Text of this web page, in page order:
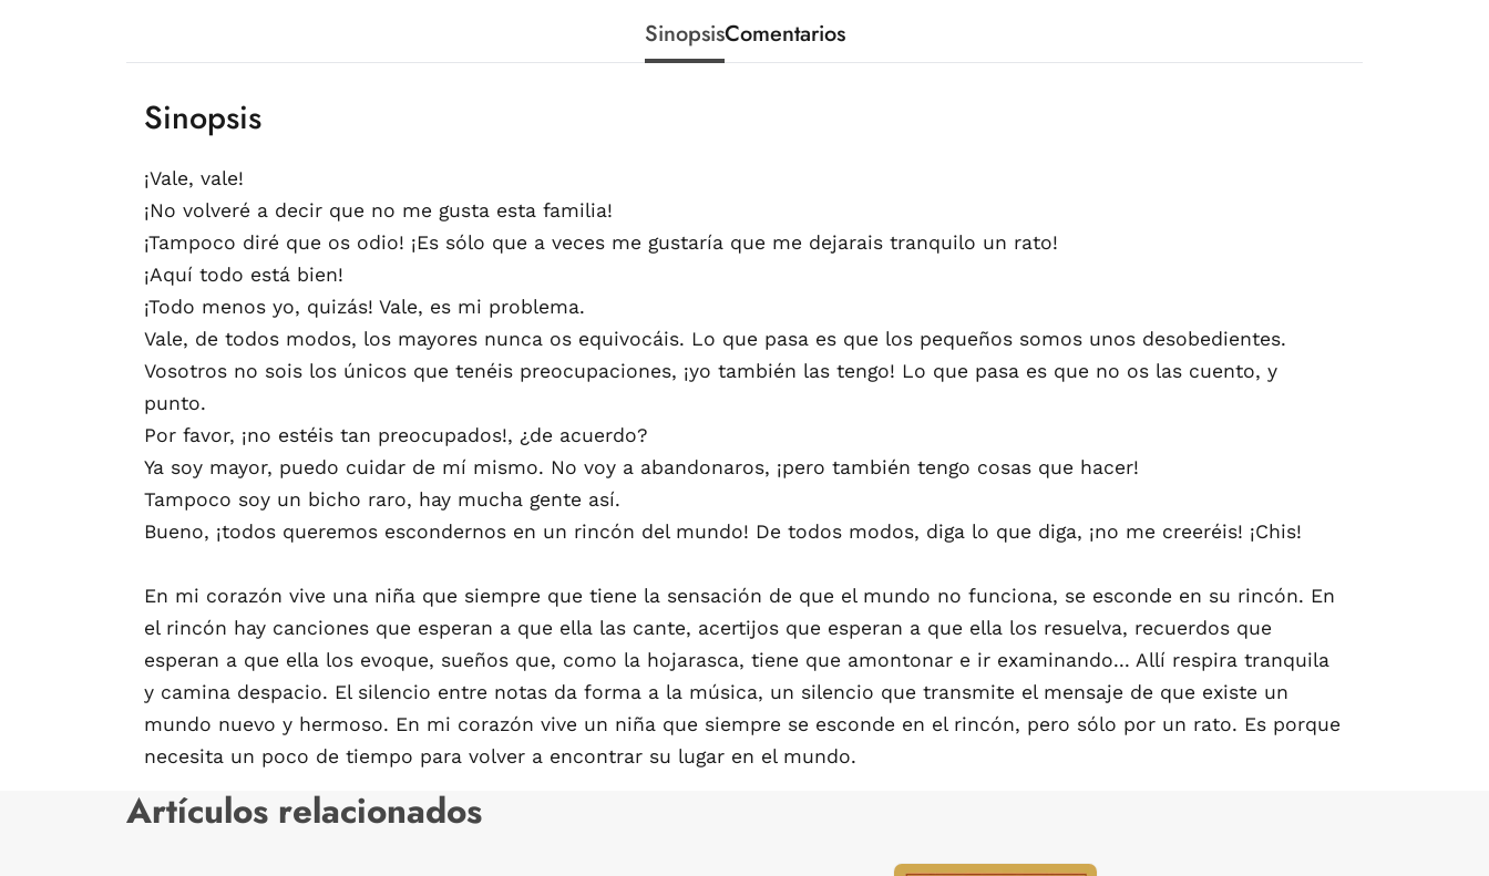
SinopsisComentarios
Sinopsis
¡Vale, vale!
¡No volveré a decir que no me gusta esta familia!
¡Tampoco diré que os odio! ¡Es sólo que a veces me gustaría que me dejarais tranquilo un rato!
¡Aquí todo está bien!
¡Todo menos yo, quizás! Vale, es mi problema.
Vale, de todos modos, los mayores nunca os equivocáis. Lo que pasa es que los pequeños somos unos desobedientes.
Vosotros no sois los únicos que tenéis preocupaciones, ¡yo también las tengo! Lo que pasa es que no os las cuento, y
punto.
Por favor, ¡no estéis tan preocupados!, ¿de acuerdo?
Ya soy mayor, puedo cuidar de mí mismo. No voy a abandonaros, ¡pero también tengo cosas que hacer!
Tampoco soy un bicho raro, hay mucha gente así.
Bueno, ¡todos queremos escondernos en un rincón del mundo! De todos modos, diga lo que diga, ¡no me creeréis! ¡Chis!
En mi corazón vive una niña que siempre que tiene la sensación de que el mundo no funciona, se esconde en su rincón. En
el rincón hay canciones que esperan a que ella las cante, acertijos que esperan a que ella los resuelva, recuerdos que
esperan a que ella los evoque, sueños que, como la hojarasca, tiene que amontonar e ir examinando... Allí respira tranquila
y camina despacio. El silencio entre notas da forma a la música, un silencio que transmite el mensaje de que existe un
mundo nuevo y hermoso. En mi corazón vive un niña que siempre se esconde en el rincón, pero sólo por un rato. Es porque
necesita un poco de tiempo para volver a encontrar su lugar en el mundo.
Artículos relacionados